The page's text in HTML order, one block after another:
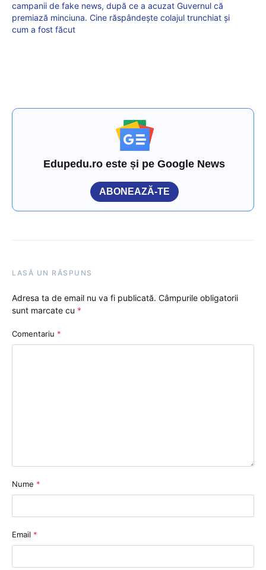
campanii de fake news, după ce a acuzat Guvernul că
premiază minciuna. Cine răspândește colajul trunchiat și
cum a fost făcut
Edupedu.ro este și pe Google News
ABONEAZĂ-TE
LASĂ UN RĂSPUNS
Adresa ta de email nu va fi publicată. Câmpurile obligatorii
sunt marcate cu *
Comentariu *
Nume *
Email *